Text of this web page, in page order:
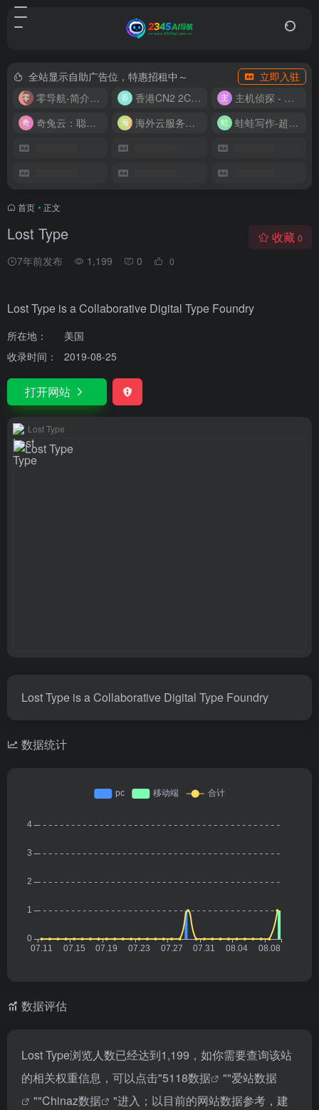
全站显示自助广告位，特惠招租中～
立即入驻
零导航-简介实用的网址导航
香港CN2 2C2G20M 9.9/月
主机侦探 - 少花钱，用好云
奇兔云：聪明人的“省”钱计划！
海外云服务器全网最低价 蛙蛙写作-超级AI智能写作助手
首页 • 正文
Lost Type
7年前发布 1,199 0 0
收藏 0
Lost Type is a Collaborative Digital Type Foundry
所在地：
美国
收录时间：
2019-08-25
打开网站
Lost Type
Lost Type is a Collaborative Digital Type Foundry
数据统计
数据评估
Lost Type浏览人数已经达到1,199，如你需要查询该站
的相关权重信息，可以点击"5118数据 ""爱站数据
""Chinaz数据
"进入；以目前的网站数据参考，建